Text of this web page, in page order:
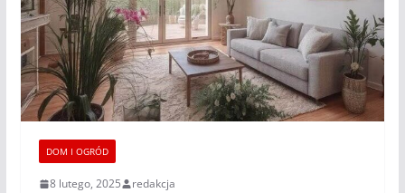
DOM I OGRÓD
8 lutego, 2025 redakcja